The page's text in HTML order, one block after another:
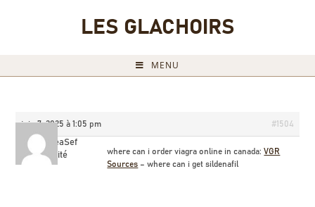
LES GLACHOIRS
MENU
juin 7, 2025 à 1:05 pm #1504
JameseaSef
Invité
where can i order viagra online in canada:VGR
Sources – where can i get sildenafil